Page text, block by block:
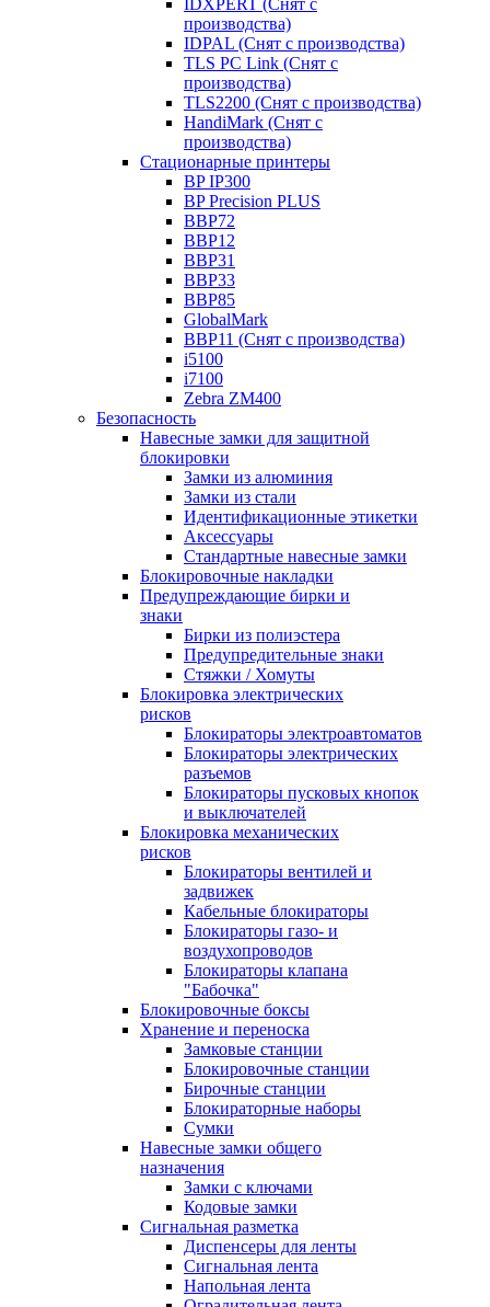
IDXPERT (Снят с
производства)
IDPAL (Снят с производства)
TLS PC Link (Снят с
производства)
TLS2200 (Снят с производства)
HandiMark (Снят с
производства)
Стационарные принтеры
BP IP300
BP Precision PLUS
BBP72
BBP12
BBP31
BBP33
BBP85
GlobalMark
BBP11 (Снят с производства)
i5100
i7100
Zebra ZM400
Безопасность
Навесные замки для защитной
блокировки
Замки из алюминия
Замки из стали
Идентификационные этикетки
Аксессуары
Стандартные навесные замки
Блокировочные накладки
Предупреждающие бирки и
знаки
Бирки из полиэстера
Предупредительные знаки
Стяжки / Хомуты
Блокировка электрических
рисков
Блокираторы электроавтоматов
Блокираторы электрических
разъемов
Блокираторы пусковых кнопок
и выключателей
Блокировка механических
рисков
Блокираторы вентилей и
задвижек
Кабельные блокираторы
Блокираторы газо- и
воздухопроводов
Блокираторы клапана
"Бабочка"
Блокировочные боксы
Хранение и переноска
Замковые станции
Блокировочные станции
Бирочные станции
Блокираторные наборы
Сумки
Навесные замки общего
назначения
Замки с ключами
Кодовые замки
Сигнальная разметка
Диспенсеры для ленты
Сигнальная лента
Напольная лента